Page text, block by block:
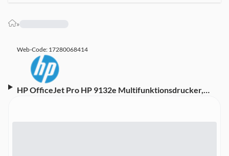
»
Web-Code: 17280068414
HP OfficeJet Pro HP 9132e Multifunktionsdrucker,